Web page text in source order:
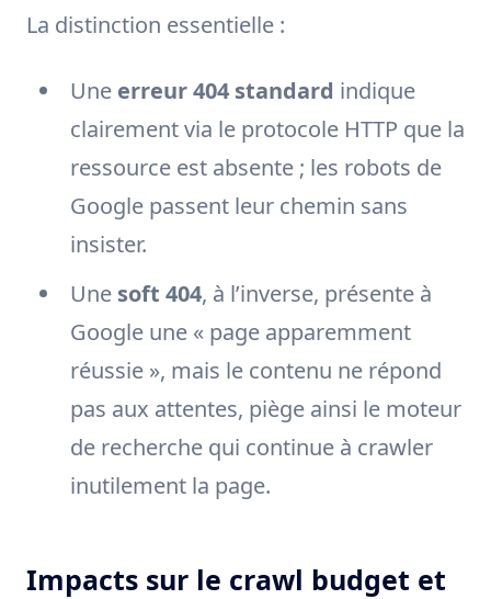
La distinction essentielle :
Une erreur 404 standard indique
clairement via le protocole HTTP que la
ressource est absente ; les robots de
Google passent leur chemin sans
insister.
Une soft 404, à l’inverse, présente à
Google une « page apparemment
réussie », mais le contenu ne répond
pas aux attentes, piège ainsi le moteur
de recherche qui continue à crawler
inutilement la page.
Impacts sur le crawl budget et